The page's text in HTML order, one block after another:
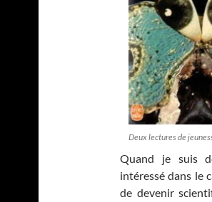
Deux lectures de
Quand je suis
intéressé dans le
de devenir